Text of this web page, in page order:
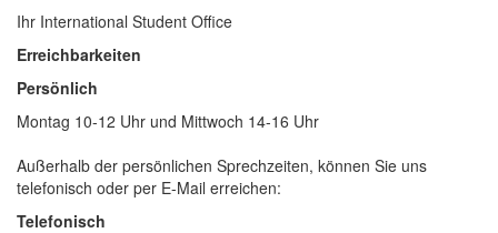
Ihr International Student Office
Erreichbarkeiten
Persönlich
Montag 10-12 Uhr und Mittwoch 14-16 Uhr
Außerhalb der persönlichen Sprechzeiten, können Sie uns
telefonisch oder per E-Mail erreichen:
Telefonisch